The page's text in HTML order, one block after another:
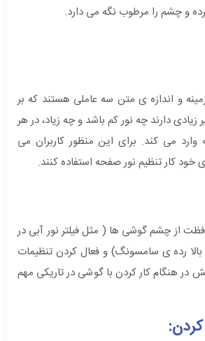
و چشم را مرطوب نگه می دارد.
و اندازه ی متن سه عاملی هستند که بر
دارند چه نور کم باشد و چه زیاد، در هر
می کند. برای این منظور کاربران می
خود کار تنظیم نور صفحه استفاده کنند.
از چشم گوشی ها ( مثل فیلتر نور آبی در
رده ی سامسونگ) و فعال کردن تنظیمات
در هنگام کار کردن با گوشی در تاریکی مهم